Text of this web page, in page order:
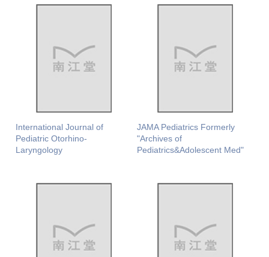
International Journal of
Pediatric Otorhino-
Laryngology
JAMA Pediatrics Formerly
"Archives of
Pediatrics&Adolescent Med"